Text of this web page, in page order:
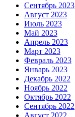
Сентябрь 2023
Август 2023
Июль 2023
Май 2023
Апрель 2023
Март 2023
Февраль 2023
Январь 2023
Декабрь 2022
Ноябрь 2022
Октябрь 2022
Сентябрь 2022
Август 2022